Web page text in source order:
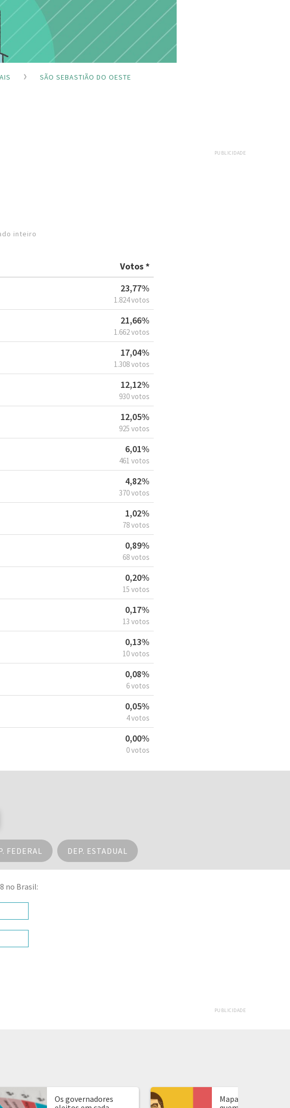
SÃO SEBASTIÃO DO OESTE
PUBLICIDADE
inteiro
Votos *
23,77%
1.824 votos
21,66%
1.662 votos
17,04%
1.308 votos
12,12%
930 votos
12,05%
925 votos
6,01%
461 votos
4,82%
370 votos
1,02%
78 votos
0,89%
68 votos
0,20%
15 votos
0,17%
13 votos
0,13%
10 votos
0,08%
6 votos
0,05%
4 votos
0,00%
0 votos
FEDERAL DEP. ESTADUAL
no Brasil:
PUBLICIDADE
Os governadores
Mapa de presidente: